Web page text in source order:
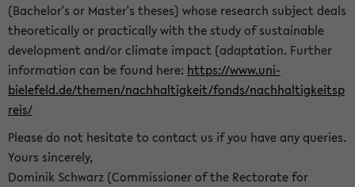
(Bachelor's or Master's theses) whose research subject deals
theoretically or practically with the study of sustainable
development and/or climate impact (adaptation. Further
information can be found here: https://www.uni-
bielefeld.de/themen/nachhaltigkeit/fonds/nachhaltigkeitsp
reis/
Please do not hesitate to contact us if you have any queries.
Yours sincerely,
Dominik Schwarz (Commissioner of the Rectorate for